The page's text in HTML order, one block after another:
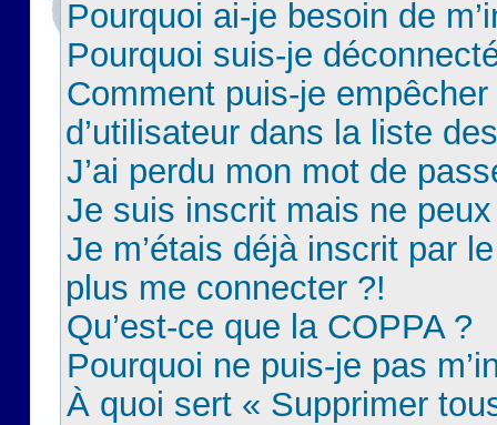
Pourquoi ai-je besoin de
Pourquoi suis-je
Comment puis-je
d’utilisateur dans la liste
J’ai perdu mon mot de
Je suis inscrit mais ne
Je m’étais déjà inscrit par
plus me connecter ?!
Qu’est-ce que la COPPA ?
Pourquoi ne puis-je pas
À quoi sert « Supprimer